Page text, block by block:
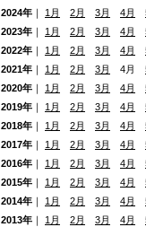
2024年 ｜ 1月 2月 3月 4月
2023年 ｜ 1月 2月 3月 4月
2022年 ｜ 1月 2月 3月 4月
2021年 ｜ 1月 2月 3月 4月
2020年 ｜ 1月 2月 3月 4月
2019年 ｜ 1月 2月 3月 4月
2018年 ｜ 1月 2月 3月 4月
2017年 ｜ 1月 2月 3月 4月
2016年 ｜ 1月 2月 3月 4月
2015年 ｜ 1月 2月 3月 4月
2014年 ｜ 1月 2月 3月 4月
2013年 ｜ 1月 2月 3月 4月